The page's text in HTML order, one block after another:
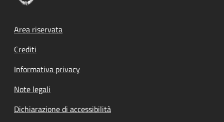
Footer menu
Area riservata
Crediti
Informativa privacy
Note legali
Dichiarazione di accessibilità